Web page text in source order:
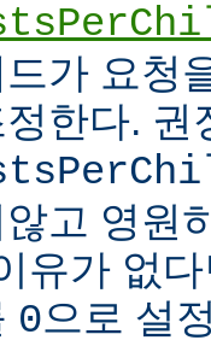
가 요청
한다. 권
고 영원
유가 없
0으로 설